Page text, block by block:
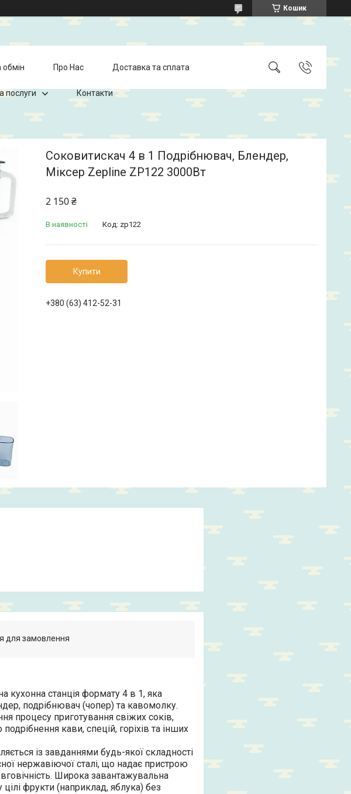
Кошик
Про Нас Доставка та сплата
послуги Контакти
Соковитискач 4 в 1 Подрібнювач, Блендер,
Міксер Zepline ZP122 3000Вт
2 150 ₴
В наявності Код: zp122
Купити
+380 (63) 412-52-31
для замовлення
кухонна станція формату 4 в 1, яка
подрібнювач (чопер) та кавомолку.
процесу приготування свіжих соків,
кави, спецій, горіхів та інших
із завданнями будь-якої складності
нержавіючої сталі, що надає пристрою
Широка завантажувальна
фрукти (наприклад, яблука) без